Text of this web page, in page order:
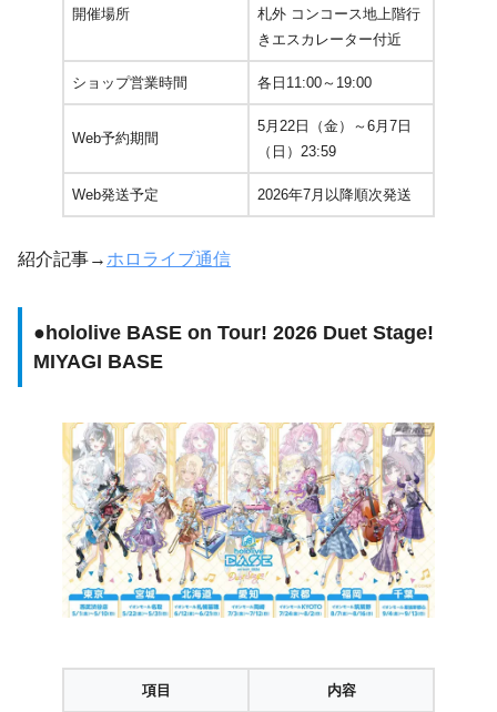
開催場所
札外 コンコース地上階行
きエスカレーター付近
ショップ営業時間 各日11:00～19:00
Web予約期間
5月22日（金）～6月7日
（日）23:59
Web発送予定 2026年7月以降順次発送
紹介記事→ ホロライブ通信
●hololive BASE on Tour! 2026 Duet Stage!
MIYAGI BASE
項目 内容